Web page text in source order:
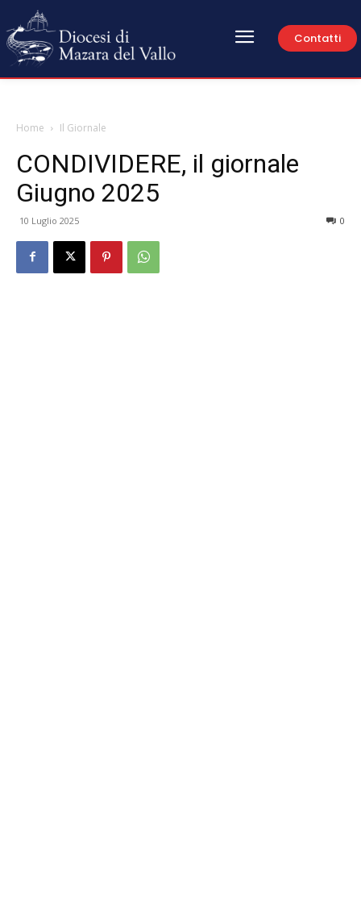
Contatti
Home Il Giornale
CONDIVIDERE, il giornale
Giugno 2025
10 Luglio 2025 0